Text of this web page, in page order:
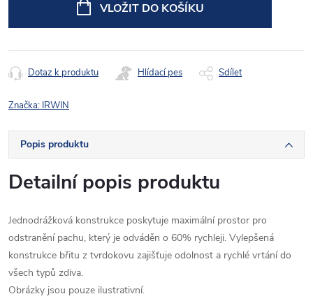
VLOŽIT DO KOŠÍKU
Dotaz k produktu Hlídací pes Sdílet
Značka: IRWIN
Popis produktu
Detailní popis produktu
Jednodrážková konstrukce poskytuje maximální prostor pro
odstranění pachu, který je odváděn o 60% rychleji. Vylepšená
konstrukce břitu z tvrdokovu zajišťuje odolnost a rychlé vrtání do
všech typů zdiva.
Obrázky jsou pouze ilustrativní.